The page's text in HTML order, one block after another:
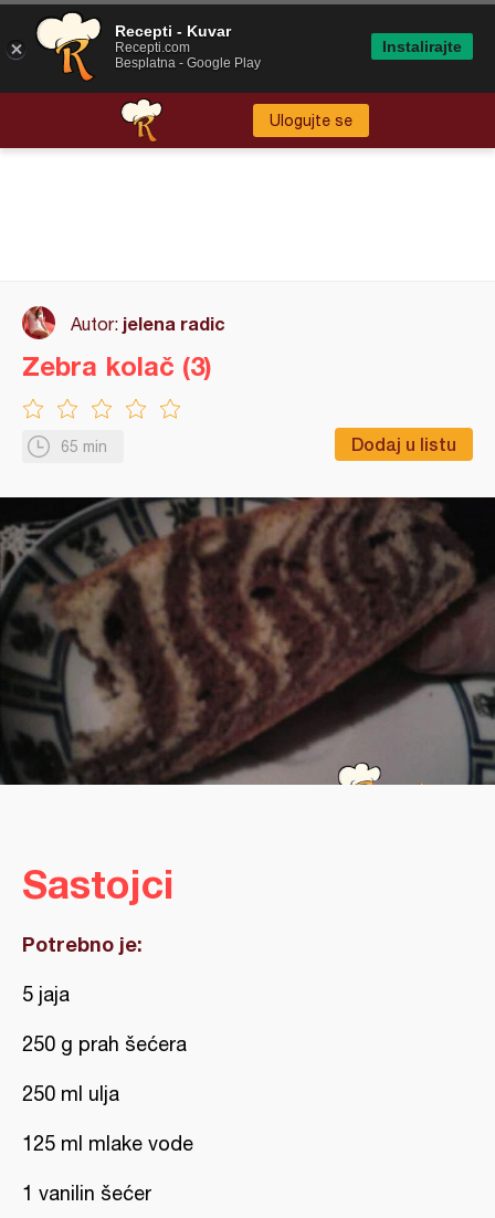
Ulogujte se
Autor: jelena radic
65 min Dodaj u listu
Zebra kolač (3)
Sastojci
Potrebno je:
5 jaja
250 g prah šećera
250 ml ulja
125 ml mlake vode
1 vanilin šećer
Recepti - Kuvar
Recepti.com
Besplatna - Google Play
Instalirajte